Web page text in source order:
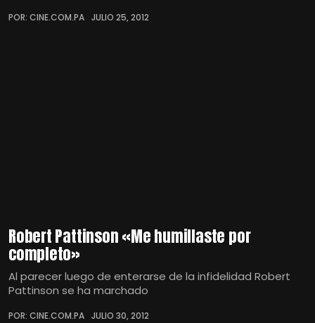
POR: CINE.COM.PA JULIO 25, 2012
Robert Pattinson «Me humillaste por
completo»
Al parecer luego de enterarse de la infidelidad Robert
Pattinson se ha marchado
POR: CINE.COM.PA JULIO 30, 2012